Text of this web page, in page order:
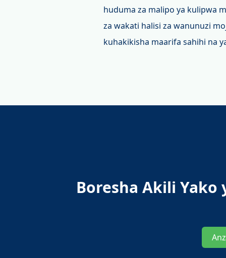
huduma za malipo ya kulipwa
za wakati halisi za wanunuzi
kuhakikisha maarifa sahihi na
Boresha Akili Yako